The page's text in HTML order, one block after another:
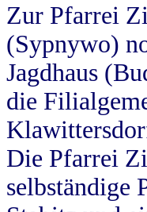
Zur Pfarrei
(Sypnywo)
Jagdhaus
die
Die Pfarrei
selbständige